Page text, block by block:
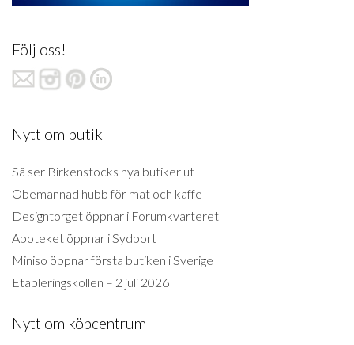
Följ oss!
Nytt om butik
Så ser Birkenstocks nya butiker ut
Obemannad hubb för mat och kaffe
Designtorget öppnar i Forumkvarteret
Apoteket öppnar i Sydport
Miniso öppnar första butiken i Sverige
Etableringskollen – 2 juli 2026
Nytt om köpcentrum